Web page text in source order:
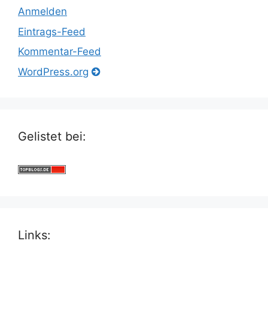
Anmelden
Eintrags-Feed
Kommentar-Feed
WordPress.org
Gelistet bei:
Links: